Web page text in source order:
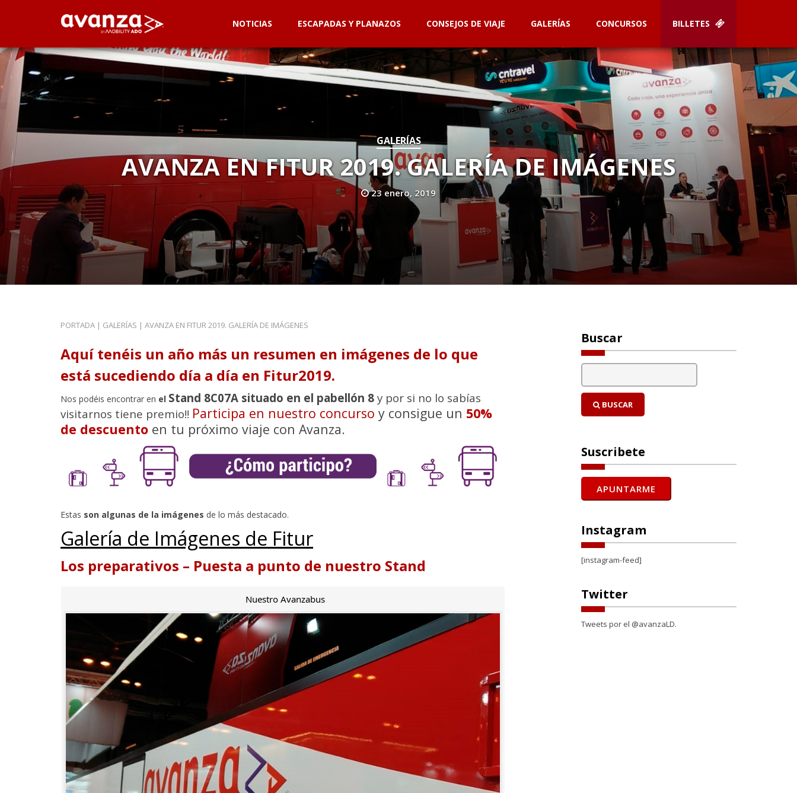
NOTICIAS ESCAPADAS Y PLANAZOS CONSEJOS DE VIAJE GALERÍAS CONCURSOS BILLETES
GALERÍAS
AVANZA EN FITUR 2019. GALERÍA DE IMÁGENES
23 enero, 2019
PORTADA | GALERÍAS | AVANZA EN FITUR 2019. GALERÍA DE IMÁGENES
Aquí tenéis un año más un resumen en imágenes de lo que
está sucediendo día a día en Fitur2019.
Nos podéis encontrar en el Stand 8C07A situado en el pabellón 8 y por si no lo sabías
visitarnos tiene premio!! Participa en nuestro concurso y consigue un 50%
de descuento en tu próximo viaje con Avanza.
Estas son algunas de la imágenes de lo más destacado.
Galería de Imágenes de Fitur
Los preparativos – Puesta a punto de nuestro Stand
Nuestro Avanzabus
Buscar
BUSCAR
Suscribete
Instagram
[instagram-feed]
Twitter
Tweets por el @avanzaLD.